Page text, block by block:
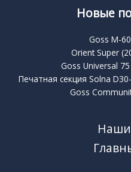
Новые
Goss M-
Orient Super
Goss Universal
Печатная секция Solna
Goss
Наши